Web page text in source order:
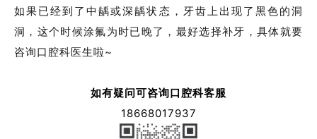
如果已经到了中龋或深龋状态，牙齿上出现了黑色的洞
洞，这个时候涂氟为时已晚了，最好选择补牙，具体就要
咨询口腔科医生啦~
如有疑问可咨询口腔科客服
18668017937